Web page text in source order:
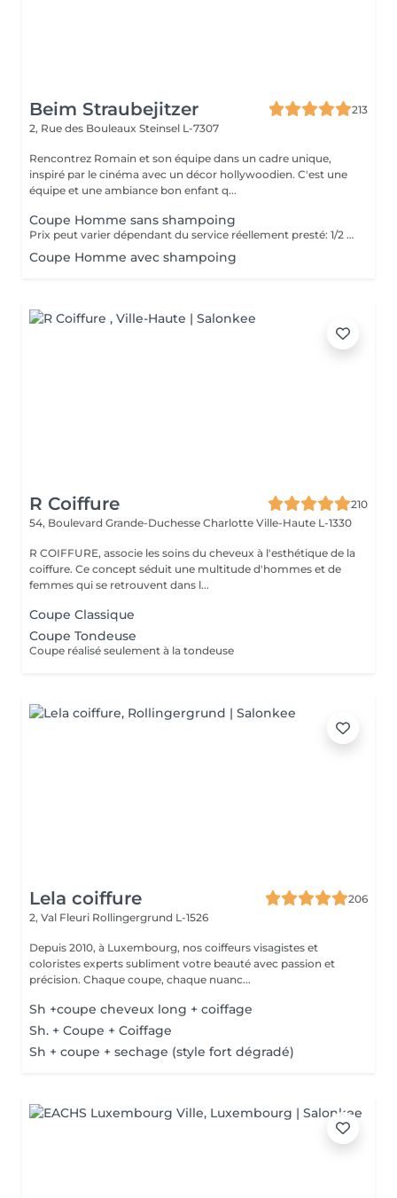
Beim Straubejitzer
213
2, Rue des Bouleaux Steinsel L-7307
Rencontrez Romain et son équipe dans un cadre unique,
inspiré par le cinéma avec un décor hollywoodien. C'est une
équipe et une ambiance bon enfant q...
Coupe Homme sans shampoing
Prix peut varier dépendant du service réellement presté: 1/2 coupe Hommes : 19,5 Coupe cheveux secs : 23 Coupe Humide : 28,9
Coupe Homme avec shampoing
R Coiffure
210
54, Boulevard Grande-Duchesse Charlotte Ville-Haute L-1330
R COIFFURE, associe les soins du cheveux à l'esthétique de la
coiffure. Ce concept séduit une multitude d'hommes et de
femmes qui se retrouvent dans l...
Coupe Classique
Coupe Tondeuse
Coupe réalisé seulement à la tondeuse
Lela coiffure
206
2, Val Fleuri Rollingergrund L-1526
Depuis 2010, à Luxembourg, nos coiffeurs visagistes et
coloristes experts subliment votre beauté avec passion et
précision. Chaque coupe, chaque nuanc...
Sh +coupe cheveux long + coiffage
Sh. + Coupe + Coiffage
Sh + coupe + sechage (style fort dégradé)